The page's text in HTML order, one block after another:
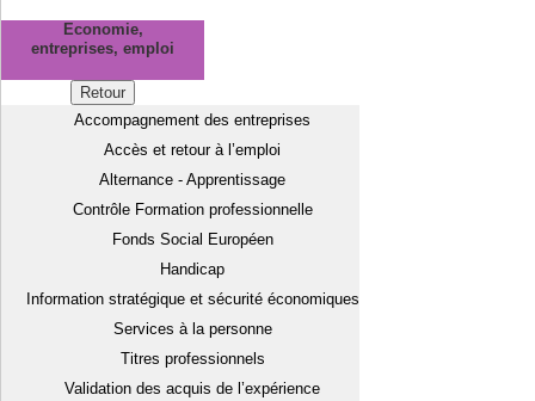
Economie,
entreprises, emploi
Retour
Accompagnement des entreprises
Accès et retour à l’emploi
Alternance - Apprentissage
Contrôle Formation professionnelle
Fonds Social Européen
Handicap
Information stratégique et sécurité économiques
Services à la personne
Titres professionnels
Validation des acquis de l’expérience